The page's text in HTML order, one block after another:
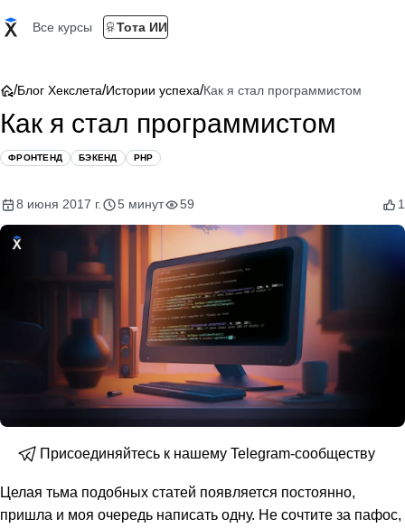
Все курсы Тота ИИ
/Блог Хекслета/Истории успеха/Как я стал программистом
Как я стал программистом
ФРОНТЕНД БЭКЕНД PHP
8 июня 2017 г. 5 минут 59 1
Присоединяйтесь к нашему Telegram-сообществу
Целая тьма подобных статей появляется постоянно,
пришла и моя очередь написать одну. Не сочтите за пафос,